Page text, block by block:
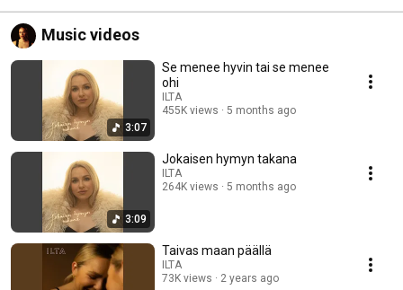
Music videos
3:07
Se menee hyvin tai se menee
ohi
ILTA
455K views
5 months ago
3:09
Jokaisen hymyn takana
ILTA
264K views
5 months ago
Taivas maan päällä
ILTA
73K views
2 years ago